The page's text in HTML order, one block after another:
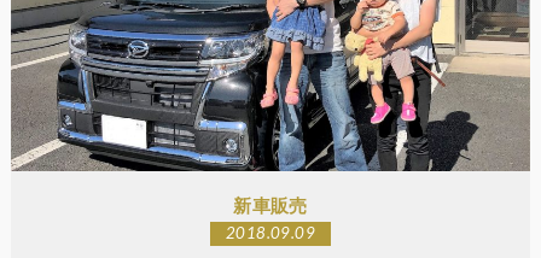
新車販売
2018.09.09